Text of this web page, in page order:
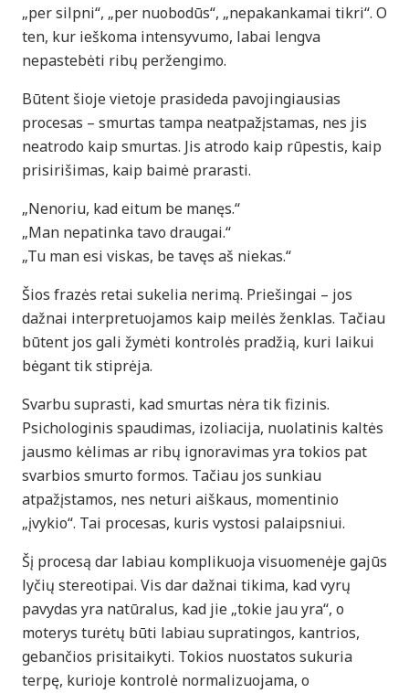
„per silpni“, „per nuobodūs“, „nepakankamai tikri“. O
ten, kur ieškoma intensyvumo, labai lengva
nepastebėti ribų peržengimo.
Būtent šioje vietoje prasideda pavojingiausias
procesas – smurtas tampa neatpažįstamas, nes jis
neatrodo kaip smurtas. Jis atrodo kaip rūpestis, kaip
prisirišimas, kaip baimė prarasti.
„Nenoriu, kad eitum be manęs.“
„Man nepatinka tavo draugai.“
„Tu man esi viskas, be tavęs aš niekas.“
Šios frazės retai sukelia nerimą. Priešingai – jos
dažnai interpretuojamos kaip meilės ženklas. Tačiau
būtent jos gali žymėti kontrolės pradžią, kuri laikui
bėgant tik stiprėja.
Svarbu suprasti, kad smurtas nėra tik fizinis.
Psichologinis spaudimas, izoliacija, nuolatinis kaltės
jausmo kėlimas ar ribų ignoravimas yra tokios pat
svarbios smurto formos. Tačiau jos sunkiau
atpažįstamos, nes neturi aiškaus, momentinio
„įvykio“. Tai procesas, kuris vystosi palaipsniui.
Šį procesą dar labiau komplikuoja visuomenėje gajūs
lyčių stereotipai. Vis dar dažnai tikima, kad vyrų
pavydas yra natūralus, kad jie „tokie jau yra“, o
moterys turėtų būti labiau supratingos, kantrios,
gebančios prisitaikyti. Tokios nuostatos sukuria
terpę, kurioje kontrolė normalizuojama, o